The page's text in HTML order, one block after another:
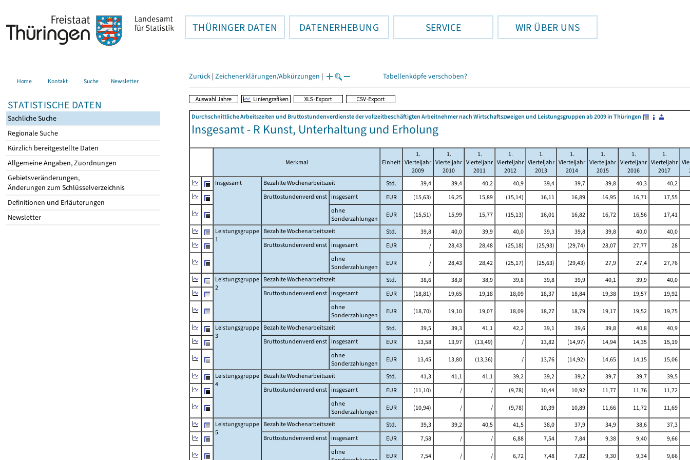
THÜRINGER DATEN DATENERHEBUNG SERVICE WIR ÜBER UNS
Home Kontakt Suche Newsletter
STATISTISCHE DATEN
Sachliche Suche
Regionale Suche
Kürzlich bereitgestellte Daten
Allgemeine Angaben, Zuordnungen
Gebietsveränderungen,
Änderungen zum Schlüsselverzeichnis
Definitionen und Erläuterungen
Newsletter
Zurück | Zeichenerklärungen/Abkürzungen | Tabellenköpfe verschoben?
Durchschnittliche Arbeitszeiten und Bruttostundenverdienste der vollzeitbeschäftigten Arbeitnehmer nach Wirtschaftszweigen und Leistungsgruppen ab 2009 in Thüringen
Insgesamt - R Kunst, Unterhaltung und Erholung
Merkmal Einheit
1.
Vierteljahr
2009
1.
Vierteljahr
2010
1.
Vierteljahr
2011
1.
Vierteljahr
2012
1.
Vierteljahr
2013
1.
Vierteljahr
2014
1.
Vierteljahr
2015
1.
Vierteljahr
2016
1.
Vierteljahr
2017
Insgesamt
Bezahlte Wochenarbeitszeit Std. 39,4 39,4 40,2 40,9 39,4 39,7 39,8 40,3
40,2
Bruttostundenverdienst insgesamt EUR (15,63) 16,25 15,89 (15,14) 16,11 16,89 16,95 16,71
17,55
ohne
Sonderzahlungen
EUR (15,51) 15,99 15,77 (15,13) 16,01 16,82 16,72 16,56
17,41
Leistungsgruppe
1
Bezahlte Wochenarbeitszeit Std. 39,8 40,0 39,9 40,0 39,3 39,8 39,8 40,0
40,0
Bruttostundenverdienst insgesamt EUR / 28,43 28,48 (25,18) (25,93) (29,74) 28,07 27,77
28
ohne
Sonderzahlungen
EUR / 28,43 28,42 (25,17) (25,63) (29,43) 27,9 27,4
27,76
Leistungsgruppe
2
Bezahlte Wochenarbeitszeit Std. 38,6 38,8 38,9 39,8 39,8 39,9 40,1 39,9
40,0
Bruttostundenverdienst insgesamt EUR (18,81) 19,65 19,18 18,09 18,37 18,84 19,38 19,57
19,92
ohne
Sonderzahlungen
EUR (18,70) 19,10 19,07 18,09 18,27 18,79 19,17 19,52
19,75
Leistungsgruppe
3
Bezahlte Wochenarbeitszeit Std. 39,5 39,3 41,1 42,2 39,1 39,6 39,8 40,8
40,9
Bruttostundenverdienst insgesamt EUR 13,58 13,97 (13,49) / 13,82 (14,97) 14,94 14,35
15,19
ohne
Sonderzahlungen
EUR 13,45 13,80 (13,36) / 13,76 (14,92) 14,65 14,15
15,06
Leistungsgruppe
4
Bezahlte Wochenarbeitszeit Std. 41,3 41,1 41,1 39,2 39,2 39,2 39,7 39,7
39,5
Bruttostundenverdienst insgesamt EUR (11,10) / / (9,78) 10,44 10,92 11,77 11,76
11,72
ohne
Sonderzahlungen
EUR (10,94) / / (9,78) 10,39 10,89 11,66 11,72
11,69
Leistungsgruppe
5
Bezahlte Wochenarbeitszeit Std. 39,3 39,2 40,5 41,5 38,0 37,9 34,9 38,6
37,3
Bruttostundenverdienst insgesamt EUR 7,58 / / 6,88 7,54 7,84 9,38 9,40
9,66
ohne
EUR 7,54 / / 6,72 7,48 7,82 9,30 9,34 9,66